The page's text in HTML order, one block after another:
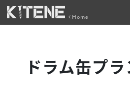
Home
ドラム缶プラ